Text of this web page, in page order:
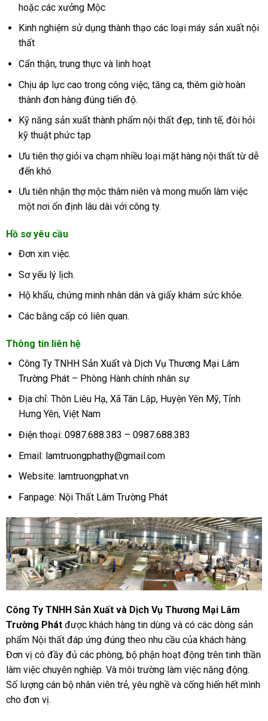
hoặc các xưởng Mộc
Kinh nghiệm sử dụng thành thạo các loại máy sản xuất nội
thất
Cẩn thận, trung thực và linh hoạt
Chịu áp lực cao trong công việc, tăng ca, thêm giờ hoàn
thành đơn hàng đúng tiến độ.
Kỹ năng sản xuất thành phẩm nội thất đẹp, tinh tế, đòi hỏi
kỹ thuật phức tạp
Ưu tiên thợ giỏi va chạm nhiều loại mặt hàng nội thất từ dễ
đến khó.
Ưu tiên nhận thợ mộc thâm niên và mong muốn làm việc
một nơi ổn định lâu dài với công ty.
Hồ sơ yêu cầu
Đơn xin việc.
Sơ yếu lý lịch.
Hộ khẩu, chứng minh nhân dân và giấy khám sức khỏe.
Các bằng cấp có liên quan.
Thông tin liên hệ
Công Ty TNHH Sản Xuất và Dịch Vụ Thương Mại Lâm
Trường Phát– Phòng Hành chính nhân sự
Địa chỉ: Thôn Liêu Hạ, Xã Tân Lập, Huyện Yên Mỹ, Tỉnh
Hưng Yên, Việt Nam
Điện thoại: 0987.688.383 – 0987.688.383
Email: lamtruongphathy@gmail.com
Website: lamtruongphat.vn
Fanpage: Nội Thất Lâm Trường Phát
Công Ty TNHH Sản Xuất và Dịch Vụ Thương Mại Lâm
Trường Phátđược khách hàng tin dùng và có các dòng sản
phẩm Nội thất đáp ứng đúng theo nhu cầu của khách hàng.
Đơn vị có đầy đủ các phòng, bộ phận hoạt động trên tinh thần
làm việc chuyên nghiệp. Và môi trường làm việc năng động.
Số lượng cán bộ nhân viên trẻ, yêu nghề và cống hiến hết mình
cho đơn vị.